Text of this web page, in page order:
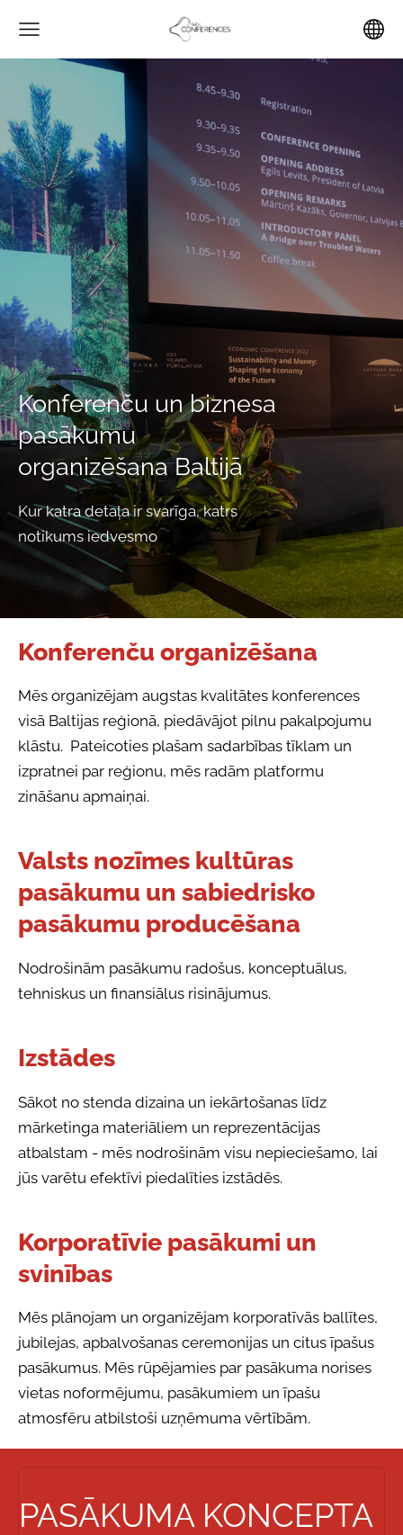
Konferenču un biznesa
pasākumu
organizēšana Baltijā
Kur katra detaļa ir svarīga, katrs
notikums iedvesmo
Konferenču organizēšana
Mēs organizējam augstas kvalitātes konferences
visā Baltijas reģionā, piedāvājot pilnu pakalpojumu
klāstu. Pateicoties plašam sadarbības tīklam un
izpratnei par reģionu, mēs radām platformu
zināšanu apmaiņai.
Valsts nozīmes kultūras
pasākumu un sabiedrisko
pasākumu producēšana
Nodrošinām pasākumu radošus, konceptuālus,
tehniskus un finansiālus risinājumus.
Izstādes
Sākot no stenda dizaina un iekārtošanas līdz
mārketinga materiāliem un reprezentācijas
atbalstam - mēs nodrošinām visu nepieciešamo, lai
jūs varētu efektīvi piedalīties izstādēs.
Korporatīvie pasākumi un
svinības
Mēs plānojam un organizējam korporatīvās ballītes,
jubilejas, apbalvošanas ceremonijas un citus īpašus
pasākumus. Mēs rūpējamies par pasākuma norises
vietas noformējumu, pasākumiem un īpašu
atmosfēru atbilstoši uzņēmuma vērtībām.
PASĀKUMA KONCEPTA